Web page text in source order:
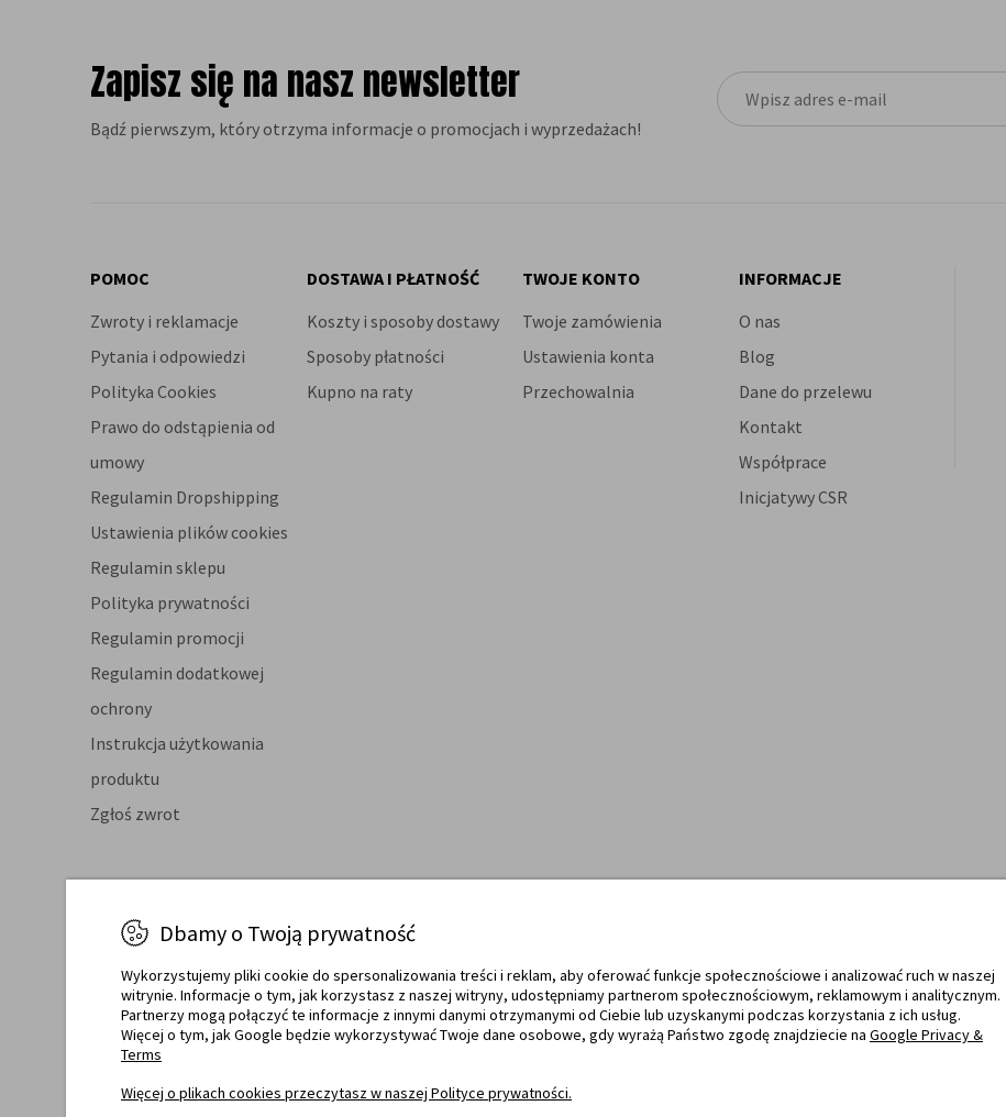
Zapisz się na nasz newsletter
Bądź pierwszym, który otrzyma informacje o promocjach i wyprzedażach!
POMOC
Zwroty i reklamacje
Pytania i odpowiedzi
Polityka Cookies
Prawo do odstąpienia od
umowy
Regulamin Dropshipping
Ustawienia plików cookies
Regulamin sklepu
Polityka prywatności
Regulamin promocji
Regulamin dodatkowej
ochrony
Instrukcja użytkowania
produktu
Zgłoś zwrot
DOSTAWA I PŁATNOŚĆ
Koszty i sposoby dostawy
Sposoby płatności
Kupno na raty
TWOJE KONTO
Twoje zamówienia
Ustawienia konta
Przechowalnia
INFORMACJE
O nas
Blog
Dane do przelewu
Kontakt
Współprace
Inicjatywy CSR
Certyfikaty jakości
Dbamy o Twoją prywatność
Wykorzystujemy pliki cookie do spersonalizowania treści i reklam, aby oferować funkcje społecznościowe i analizować ruch w naszej
witrynie. Informacje o tym, jak korzystasz z naszej witryny, udostępniamy partnerom społecznościowym, reklamowym i analitycznym.
Partnerzy mogą połączyć te informacje z innymi danymi otrzymanymi od Ciebie lub uzyskanymi podczas korzystania z ich usług.
Więcej o tym, jak Google będzie wykorzystywać Twoje dane osobowe, gdy wyrażą Państwo zgodę znajdziecie na Google Privacy &
Terms
Więcej o plikach cookies przeczytasz w naszej Polityce prywatności.